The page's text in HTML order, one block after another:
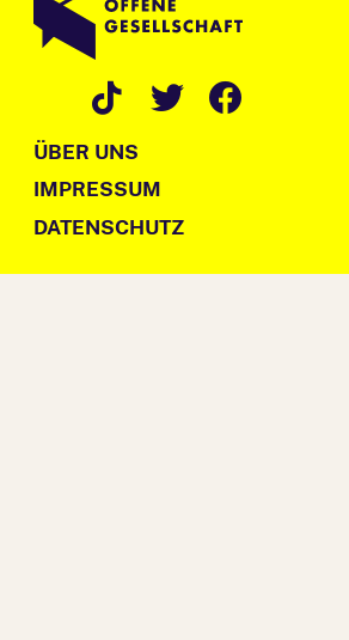
ÜBER UNS
IMPRESSUM
DATENSCHUTZ